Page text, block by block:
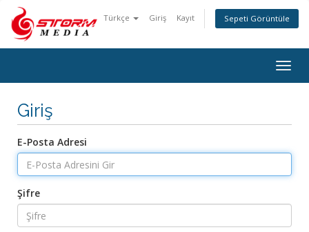
Türkçe Giriş Kayıt Sepeti Görüntüle
Giriş
E-Posta Adresi
Şifre